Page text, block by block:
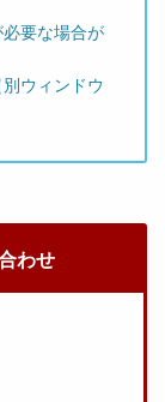
要な場合が
別ウィンドウ
わせ